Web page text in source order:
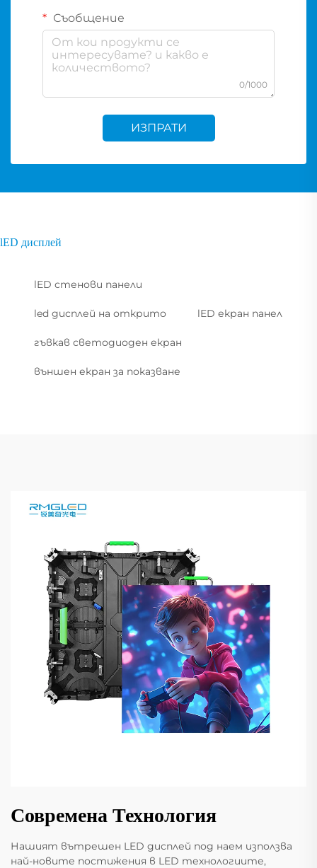
Съобщение
0/1000
ИЗПРАТИ
lED дисплей
lED стенови панели
led дисплей на открито lED екран панел
гъвкав светодиоден екран
външен екран за показване
Современа Технология
Нашият вътрешен LED дисплей под наем използва
най-новите постижения в LED технологиите,